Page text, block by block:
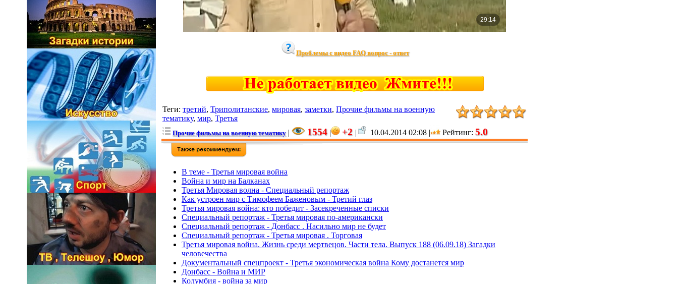
Проблемы с видео FAQ вопрос - ответ
Теги: третий, Триполитанские, мировая, заметки, Прочие фильмы на военную
тематику, мир, Третья
Прочие фильмы на военную тематику | 1554 | +2 | 10.04.2014 02:08 | Рейтинг: 5.0
В теме - Третья мировая война
Война и мир на Балканах
Третья Мировая волна - Специальный репортаж
Как устроен мир с Тимофеем Баженовым - Третий глаз
Третья мировая война: кто победит - Засекреченные списки
Специальный репортаж - Третья мировая по-американски
Специальный репортаж - Донбасс . Насильно мир не будет
Специальный репортаж - Третья мировая . Торговая
Третья мировая война. Жизнь среди мертвецов. Части тела. Выпуск 188 (06.09.18) Загадки
человечества
Документальный спецпроект - Третья экономическая война Кому достанется мир
Донбасс - Война и МИР
Колумбия - война за мир